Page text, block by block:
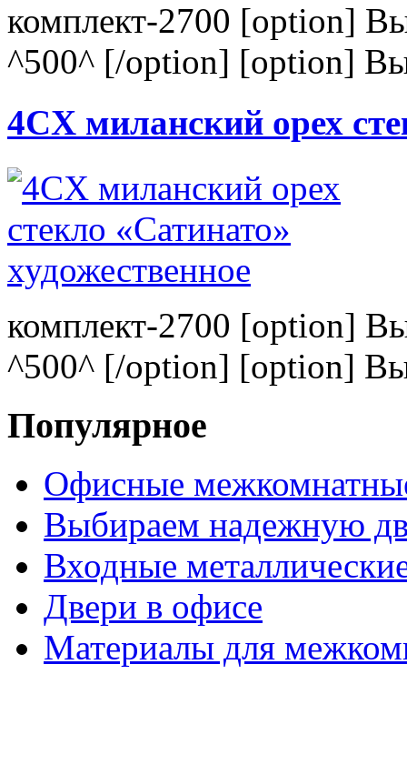
комплект-2700 [option]
^500^ [/option] [option]
4CХ миланский орех
комплект-2700 [option]
^500^ [/option] [option]
Популярное
Офисные
Выбираем надежную
Входные
Двери в офисе
Материалы для